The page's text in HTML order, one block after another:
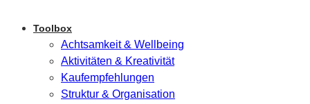
Toolbox
Achtsamkeit & Wellbeing
Aktivitäten & Kreativität
Kaufempfehlungen
Struktur & Organisation